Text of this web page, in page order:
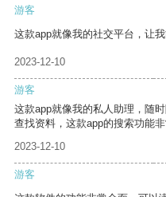
游客
这款app就像我的社交平台，让
2023-12-10
游客
这款app就像我的私人助理，随
查找资料，这款app的搜索功能
2023-12-10
游客